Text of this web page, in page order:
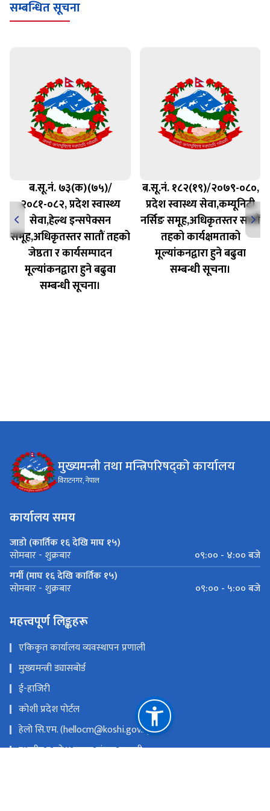
सम्बन्धित सूचना
ब.सू.नं. ७३(क)(७५)/
२०८१-०८२, प्रदेश स्वास्थ्य
सेवा,हेल्थ इन्सपेक्सन
समूह,अधिकृतस्तर सातौं तहको
जेष्ठता र कार्यसम्पादन
मूल्यांकनद्वारा हुने बढुवा
सम्बन्धी सूचना।
ब.सू.नं. १८२(१९)/२०७९-०८०,
प्रदेश स्वास्थ्य सेवा,कम्यूनिटी
नर्सिङ समूह,अधिकृतस्तर सातौं
तहको कार्यक्षमताको
मूल्यांकनद्वारा हुने बढुवा
सम्बन्धी सूचना।
मुख्यमन्त्री तथा मन्त्रिपरिषद्को कार्यालय
विराटनगर, नेपाल
कार्यालय समय
जाडो (कार्तिक १६ देखि माघ १५)
सोमबार - शुक्रबार
०९:०० - ४:०० बजे
गर्मी (माघ १६ देखि कार्तिक १५)
सोमबार - शुक्रबार ०९:०० - ५:०० बजे
महत्त्वपूर्ण लिङ्कहरू
एकिकृत कार्यालय व्यवस्थापन प्रणाली
मुख्यमन्त्री ड्यासबोर्ड
ई-हाजिरी
कोशी प्रदेश पोर्टल
हेलो सि.एम. (hellocm@koshi.gov.np)
स्थानीय र प्रदेश सुचना संयन्त्र प्रणाली